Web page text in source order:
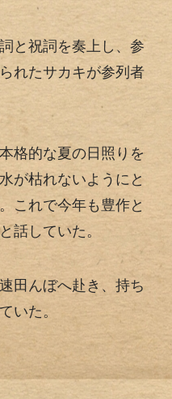
と祝詞を奏上し、参
れたサカキが参列者
格的な夏の日照りを
が枯れないようにと
これで今年も豊作と
話していた。
田んぼへ赴き、持ち
いた。